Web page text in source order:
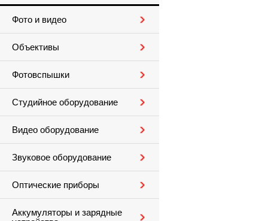
Фото и видео
Объективы
Фотовспышки
Студийное оборудование
Видео оборудование
Звуковое оборудование
Оптические приборы
Аккумуляторы и зарядные